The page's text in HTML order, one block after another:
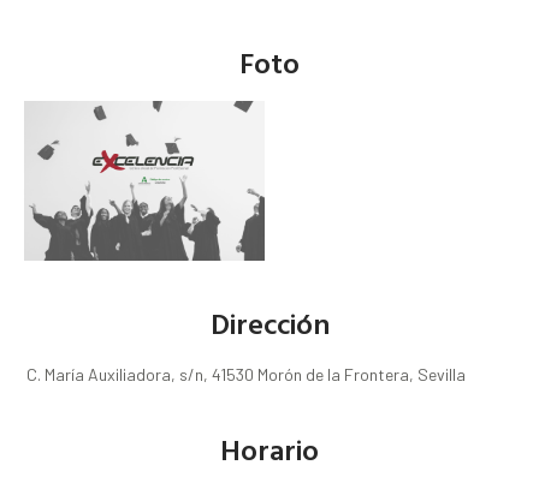
Foto
Dirección
C. María Auxiliadora, s/n, 41530 Morón de la Frontera, Sevilla
Horario